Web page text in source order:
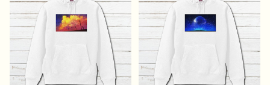
ザイン グッズ 悪いことを
言うパンダ タイトル：たい
やき悪パンダ 作：こさつ
ザイン グッズ 悪いことを
言うパンダ タイトル：たい
やき悪パンダ セリフ付き